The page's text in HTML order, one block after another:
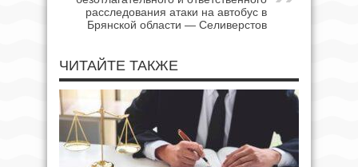
расследования атаки на автобус в
Брянской области — Селиверстов
ЧИТАЙТЕ ТАКЖЕ